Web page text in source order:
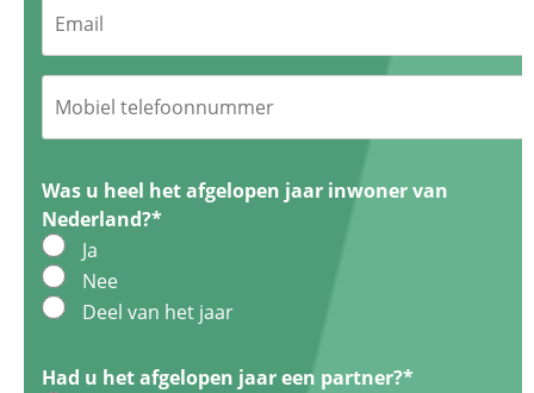
telefoonnummer*
Was u heel het afgelopen jaar inwoner van
Nederland?*
Ja
Nee
Deel van het jaar
Had u het afgelopen jaar een partner?*